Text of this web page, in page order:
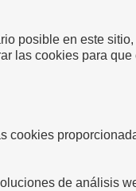
posible en este
las cookies para
cookies
de análisis